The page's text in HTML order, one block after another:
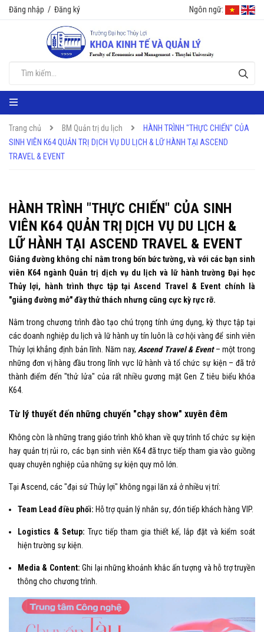
Đăng nhập / Đăng ký Ngôn ngữ:
Trang chủ BM Quản trị du lịch
HÀNH TRÌNH "THỰC CHIẾN" CỦA
SINH VIÊN K64 QUẢN TRỊ DỊCH VỤ DU LỊCH & LỮ HÀNH TẠI ASCEND
TRAVEL & EVENT
HÀNH TRÌNH "THỰC CHIẾN" CỦA SINH
VIÊN K64 QUẢN TRỊ DỊCH VỤ DU LỊCH &
LỮ HÀNH TẠI ASCEND TRAVEL & EVENT
Giảng đường không chỉ nằm trong bốn bức tường, và với các bạn sinh
viên K64 ngành Quản trị dịch vụ du lịch và lữ hành trường Đại học
Thủy lợi, hành trình thực tập tại Ascend Travel & Event chính là
"giảng đường mở" đầy thử thách nhưng cũng cực kỳ rực rỡ.
Nằm trong chương trình đào tạo chú trọng tính ứng dụng, kỳ thực tập tại
các doanh nghiệp du lịch và lữ hành uy tín luôn là cơ hội vàng để sinh viên
Thủy lợi khẳng định bản lĩnh. Năm nay, Ascend Travel & Event – một trong
những đơn vị hàng đầu trong lĩnh vực lữ hành và tổ chức sự kiện – đã trở
thành điểm đến "thử lửa" của rất nhiều gương mặt Gen Z tiêu biểu khóa
K64.
Từ lý thuyết đến những chuyến "chạy show" xuyên đêm
Không còn là những trang giáo trình khô khan về quy trình tổ chức sự kiện
hay quản trị rủi ro, các bạn sinh viên K64 đã trực tiếp tham gia vào guồng
quay chuyên nghiệp của những sự kiện quy mô lớn.
Tại Ascend, các "đại sứ Thủy lợi" không ngại lăn xả ở nhiều vị trí:
Team Lead điều phối: Hỗ trợ quản lý nhân sự, đón tiếp khách hàng VIP.
Logistics & Setup: Trực tiếp tham gia thiết kế, lắp đặt và kiểm soát
hiện trường sự kiện.
Media & Content: Ghi lại những khoảnh khắc ấn tượng và hỗ trợ truyền
thông cho chương trình.